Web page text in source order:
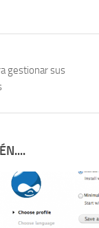
gestionar sus